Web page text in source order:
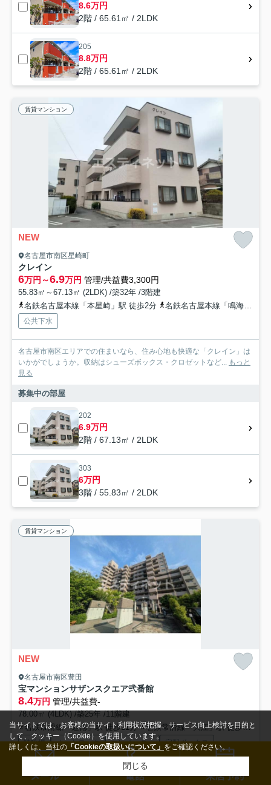
8.6万円
2階 / 65.61㎡ / 2LDK
205
8.8万円
2階 / 65.61㎡ / 2LDK
賃貸マンション
NEW
名古屋市南区星崎町
クレイン
6万円～6.9万円 管理/共益費3,300円
55.83㎡～67.13㎡ (2LDK) /築32年 /3階建
名鉄名古屋本線「本星崎」駅 徒歩2分
名鉄名古屋本線「鳴海」駅 徒歩24分
公共下水
名古屋市南区エリアでの住まいなら、住み心地も快適な「クレイン」は
いかがでしょうか。収納はシューズボックス・クロゼットなど... もっと
見る
募集中の部屋
202
6.9万円
2階 / 67.13㎡ / 2LDK
303
6万円
3階 / 55.83㎡ / 2LDK
賃貸マンション
NEW
名古屋市南区豊田
宝マンションサザンスクエア弐番館
8.4万円 管理/共益費-
78.00㎡ (4LDK) /築25年 /11階建
名鉄常滑線「道徳」駅 徒歩11分
名鉄常滑線「大江」駅 徒歩15分
駐輪場 オートロック エレベーター
宅配ボックス
公共下水
メール 電話 来店予約
当サイトでは、お客様の当サイト利用状況把握、サービス向上検討を目的と
して、クッキー（Cookie）を使用しています。
詳しくは、当社の 「Cookieの取扱いについて」 をご確認ください。
閉じる